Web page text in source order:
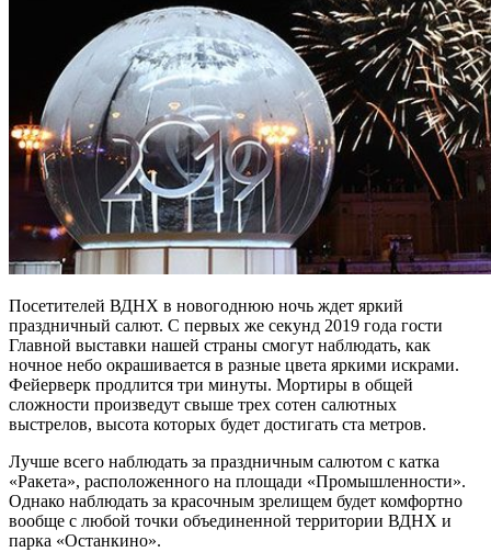
Посетителей ВДНХ в новогоднюю ночь ждет яркий
праздничный салют. С первых же секунд 2019 года гости
Главной выставки нашей страны смогут наблюдать, как
ночное небо окрашивается в разные цвета яркими искрами.
Фейерверк продлится три минуты. Мортиры в общей
сложности произведут свыше трех сотен салютных
выстрелов, высота которых будет достигать ста метров.
Лучше всего наблюдать за праздничным салютом с катка
«Ракета», расположенного на площади «Промышленности».
Однако наблюдать за красочным зрелищем будет комфортно
вообще с любой точки объединенной территории ВДНХ и
парка «Останкино».